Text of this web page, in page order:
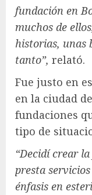
fundación en
muchos de
historias, unas
tanto”, relató.
Fue justo en
en la ciudad
fundaciones
tipo de
“Decidí crear
presta
énfasis en